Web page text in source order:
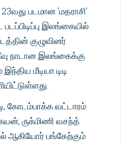
படமான ‘மதராசி’
இலங்கையில்
குழுவினர்
நாடான இலங்கைக்கு
மீடியா டிடி
கோடம்பாக்க வட்டாரம்
ருக்மிணி வசந்த்
ஆகியோர் பங்கேற்கும்